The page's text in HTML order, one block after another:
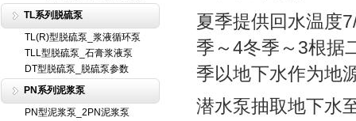
TL系列脱硫泵
TL(R)型脱硫泵_浆液循环泵
TLL型脱硫泵_石膏浆液泵
DT型脱硫泵_脱硫泵参数
PN系列泥浆泵
PN型泥浆泵_2PN泥浆泵
夏季提供回水温度
季～4冬季～3根据
季以地下水作为地
潜水泵抽取地下水